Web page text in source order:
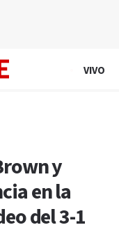
VIVO
y
en la
del 3-1